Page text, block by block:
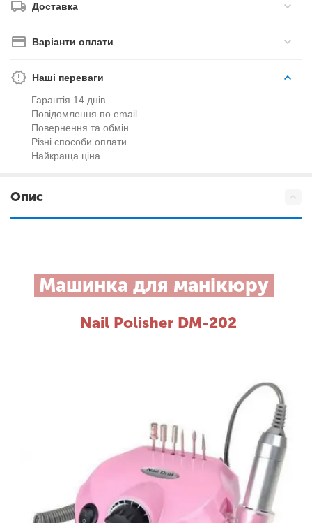
Доставка
Варіанти оплати
Наші переваги
Гарантія 14 днів
Повідомлення по email
Повернення та обмін
Різні способи оплати
Найкраща ціна
Опис
Машинка для манікюру
Nail Polisher DM-202